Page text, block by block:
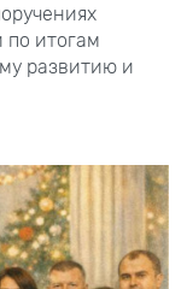
итогам
развитию и